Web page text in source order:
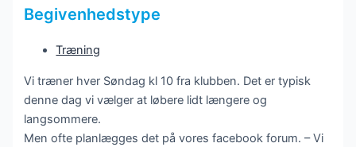
Begivenhedstype
Træning
Vi træner hver Søndag kl 10 fra klubben. Det er typisk
denne dag vi vælger at løbere lidt længere og
langsommere.
Men ofte planlægges det på vores facebook forum. – Vi